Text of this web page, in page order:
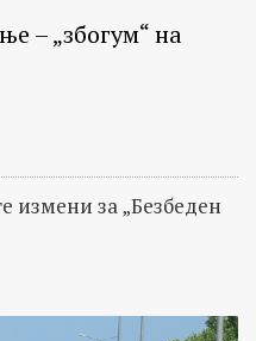
– „збогум“ на
измени за „Безбеден